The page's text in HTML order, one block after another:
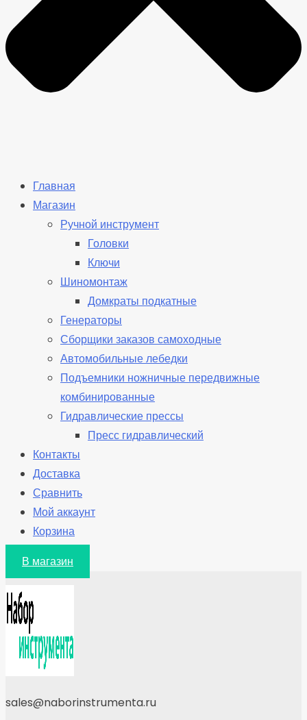
Главная
Магазин
Ручной инструмент
Головки
Ключи
Шиномонтаж
Домкраты подкатные
Генераторы
Сборщики заказов самоходные
Автомобильные лебедки
Подъемники ножничные передвижные
комбинированные
Гидравлические прессы
Пресс гидравлический
Контакты
Доставка
Сравнить
Мой аккаунт
Корзина
В магазин
sales@naborinstrumenta.ru